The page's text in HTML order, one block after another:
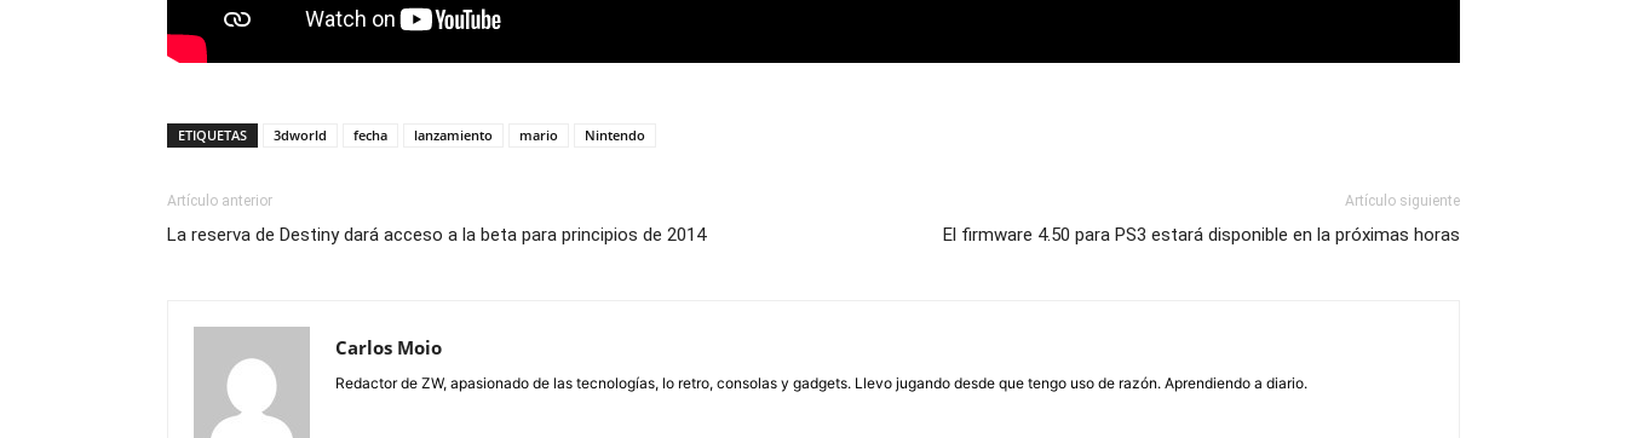
ETIQUETAS 3dworld fecha lanzamiento mario Nintendo
Artículo anterior
La reserva de Destiny dará acceso a la beta para principios de 2014
Artículo siguiente
El firmware 4.50 para PS3 estará disponible en la próximas horas
Carlos Moio
Redactor de ZW, apasionado de las tecnologías, lo retro, consolas y gadgets. Llevo jugando desde que tengo uso de razón. Aprendiendo a diario.